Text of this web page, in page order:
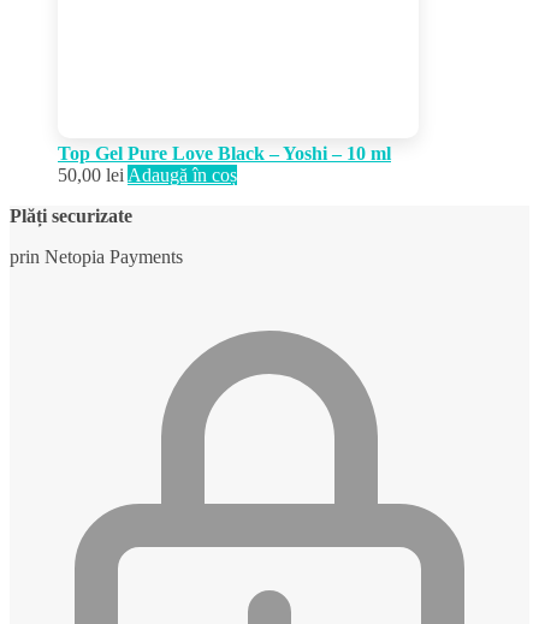
Top Gel Pure Love Black – Yoshi – 10 ml
50,00 lei Adaugă în coș
Plăți securizate
prin Netopia Payments